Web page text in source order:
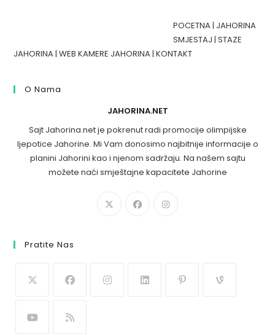
POCETNA | JAHORINA
SMJESTAJ |STAZE
JAHORINA |WEB KAMERE JAHORINA |KONTAKT
O Nama
JAHORINA.NET
Sajt Jahorina.net je pokrenut radi promocije olimpijske
ljepotice Jahorine. Mi Vam donosimo najbitnije informacije o
planini Jahorini kao i njenom sadržaju. Na našem sajtu
možete naći smještajne kapacitete Jahorine
Pratite Nas